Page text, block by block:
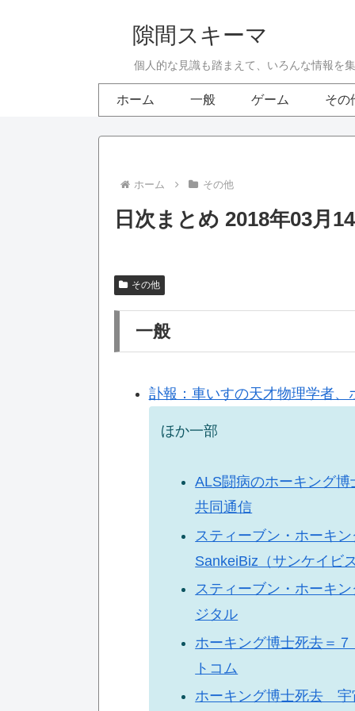
隙間スキーマ
個人的な見識も踏まえて、いろんな情報を
ホーム 一般 ゲーム その
ホーム その他
日次まとめ 2018年03月
その他
一般
訃報：車いすの天才物理学者
ほか一部
ALS闘病のホーキング
共同通信
スティーブン・ホーキ
SankeiBiz（サンケイビ
スティーブン・ホーキ
ジタル
ホーキング博士死去＝
トコム
ホーキング博士死去 宇